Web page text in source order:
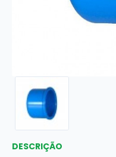
DESCRIÇÃO